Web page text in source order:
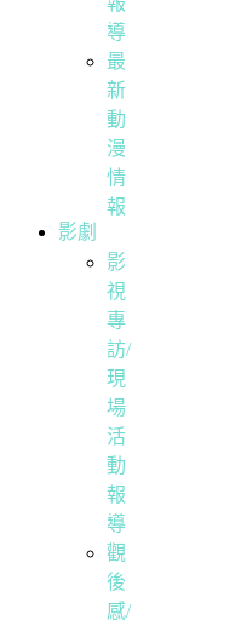
導
最
新
動
漫
情
報
影劇
影
視
專
訪/
現
場
活
動
報
導
觀
後
感/